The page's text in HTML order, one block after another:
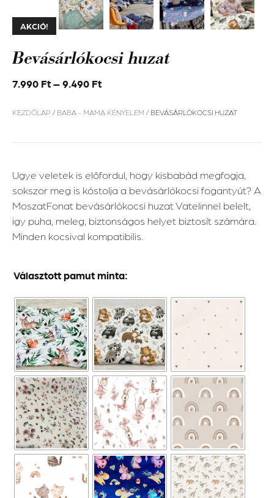
AKCIÓ!
Bevásárlókocsi huzat
7.990 Ft – 9.490 Ft
KEZDŐLAP / BABA - MAMA KÉNYELEM / BEVÁSÁRLÓKOCSI HUZAT
Ugye veletek is előfordul, hogy kisbabád megfogja,
sokszor meg is kóstolja a bevásárlókocsi fogantyút? A
MoszatFonat bevásárlókocsi huzat Vatelinnel belelt,
igy puha, meleg, biztonságos helyet biztosít számára.
Minden kocsival kompatibilis.
Választott pamut minta: